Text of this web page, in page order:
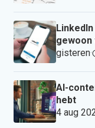
gewoon
gisteren·
AI-
hebt
4 aug